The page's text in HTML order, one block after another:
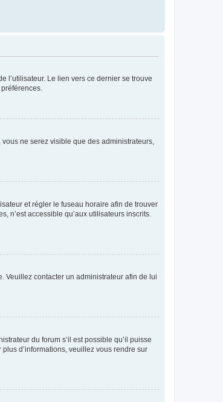
l’utilisateur. Le lien vers ce dernier se trouve
ne serez visible que des administrateurs,
et régler le fuseau horaire afin de trouver
n’est accessible qu’aux utilisateurs inscrits.
Veuillez contacter un administrateur afin de lui
du forum s’il est possible qu’il puisse
d’informations, veuillez vous rendre sur